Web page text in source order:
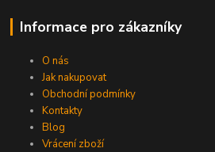
Informace pro zákazníky
O nás
Jak nakupovat
Obchodní podmínky
Kontakty
Blog
Vrácení zboží